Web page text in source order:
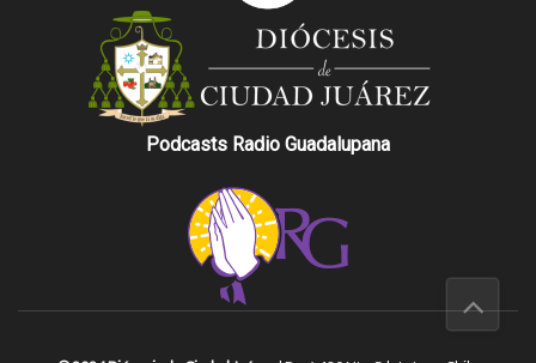
Podcasts Radio Guadalupana